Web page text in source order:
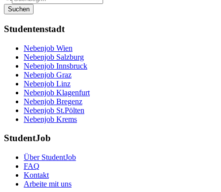
Suchen
Studentenstadt
Nebenjob Wien
Nebenjob Salzburg
Nebenjob Innsbruck
Nebenjob Graz
Nebenjob Linz
Nebenjob Klagenfurt
Nebenjob Bregenz
Nebenjob St.Pölten
Nebenjob Krems
StudentJob
Über StudentJob
FAQ
Kontakt
Arbeite mit uns